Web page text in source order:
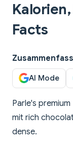
Facts
AI Mode
Parle's
mit rich
dense.